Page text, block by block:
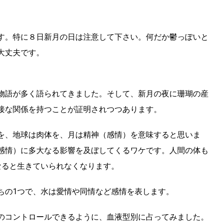
特に８日新月の日は注意して下さい。何だか鬱っぽいと
夫です。
が多く語られてきました。そして、新月の夜に珊瑚の産
関係を持つことが証明されつつあります。
地球は肉体を、月は精神（感情）を意味すると思いま
）に多大なる影響を及ぼしてくるワケです。人間の体も
と生きていられなくなります。
つで、水は愛情や同情など感情を表します。
ントロールできるように、血液型別に占ってみました。